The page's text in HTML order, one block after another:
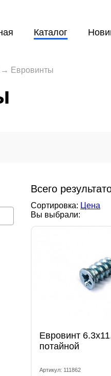
Каталог
→ Евровинты
Всего
Сортировка: Цена
Вы выбрали:
Евровинт
потайной
Артикул: 111862